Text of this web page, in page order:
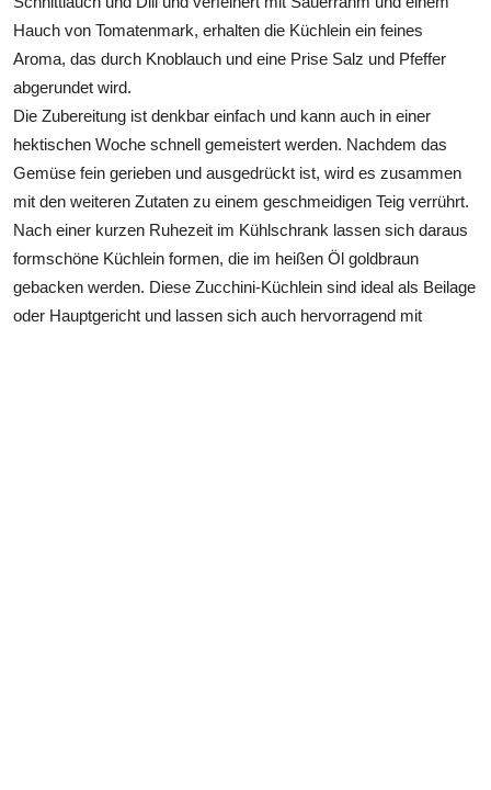
Hauch von Tomatenmark, erhalten die Küchlein ein feines
Aroma, das durch Knoblauch und eine Prise Salz und Pfeffer
abgerundet wird.
Die Zubereitung ist denkbar einfach und kann auch in einer
hektischen Woche schnell gemeistert werden. Nachdem das
Gemüse fein gerieben und ausgedrückt ist, wird es zusammen
mit den weiteren Zutaten zu einem geschmeidigen Teig verrührt.
Nach einer kurzen Ruhezeit im Kühlschrank lassen sich daraus
formschöne Küchlein formen, die im heißen Öl goldbraun
gebacken werden. Diese Zucchini-Küchlein sind ideal als Beilage
oder Hauptgericht und lassen sich auch hervorragend mit